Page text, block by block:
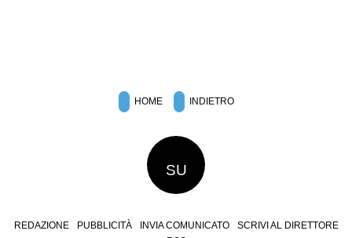
HOME INDIETRO
SU
REDAZIONE PUBBLICITÀ INVIA COMUNICATO
SCRIVI AL DIRETTORE